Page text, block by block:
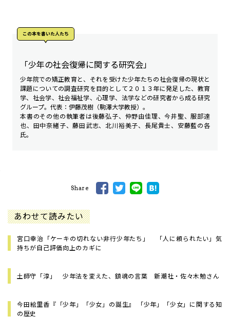
この本を書いた人たち
「少年の社会復帰に関する研究会」
少年院での矯正教育と、それを受けた少年たちの社会復帰の現状と
課題についての調査研究を目的として２０１３年に発足した、教育
学、社会学、社会福祉学、心理学、法学などの研究者から成る研究
グループ。代表：伊藤茂樹（駒澤大学教授）。
本書のその他の執筆者は後藤弘子、仲野由佳理、今井聖、服部達
也、田中奈緒子、藤田武志、北川裕美子、長尾貴士、安藤藍の各
氏。
Share
あわせて読みたい
宮口幸治「ケーキの切れない非行少年たち」 「人に頼られたい」気
持ちが自己評価向上のカギに
土師守「淳」 少年法を変えた、鎮魂の言葉 新潮社・佐々木勉さん
今田絵里香『「少年」「少女」の誕生』 「少年」「少女」に関する知
の歴史